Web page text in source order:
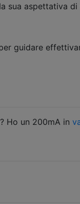
sua aspettativa di
guidare
Ho un 200mA in